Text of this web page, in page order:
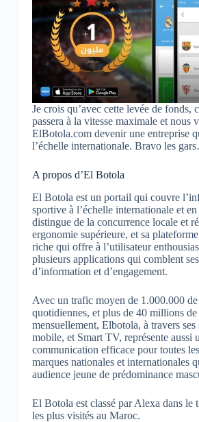
Je crois qu’avec cette levée de fonds,
passera à la vitesse maximale et nous
ElBotola.com devenir une entreprise
l’échelle internationale. Bravo les
A propos d’El Botola
El Botola est un portail qui couvre
sportive à l’échelle internationale et
distingue de la concurrence locale et
ergonomie supérieure, et sa
riche qui offre à l’utilisateur
plusieurs applications qui comblent
d’information et d’engagement.
Avec un trafic moyen de 1.000.000
quotidiennes, et plus de 40 millions de
mensuellement, Elbotola, à travers
mobile, et Smart TV, représente aussi
communication efficace pour toutes
marques nationales et internationales
audience jeune de prédominance
El Botola est classé par Alexa dans le
les plus visités au Maroc.